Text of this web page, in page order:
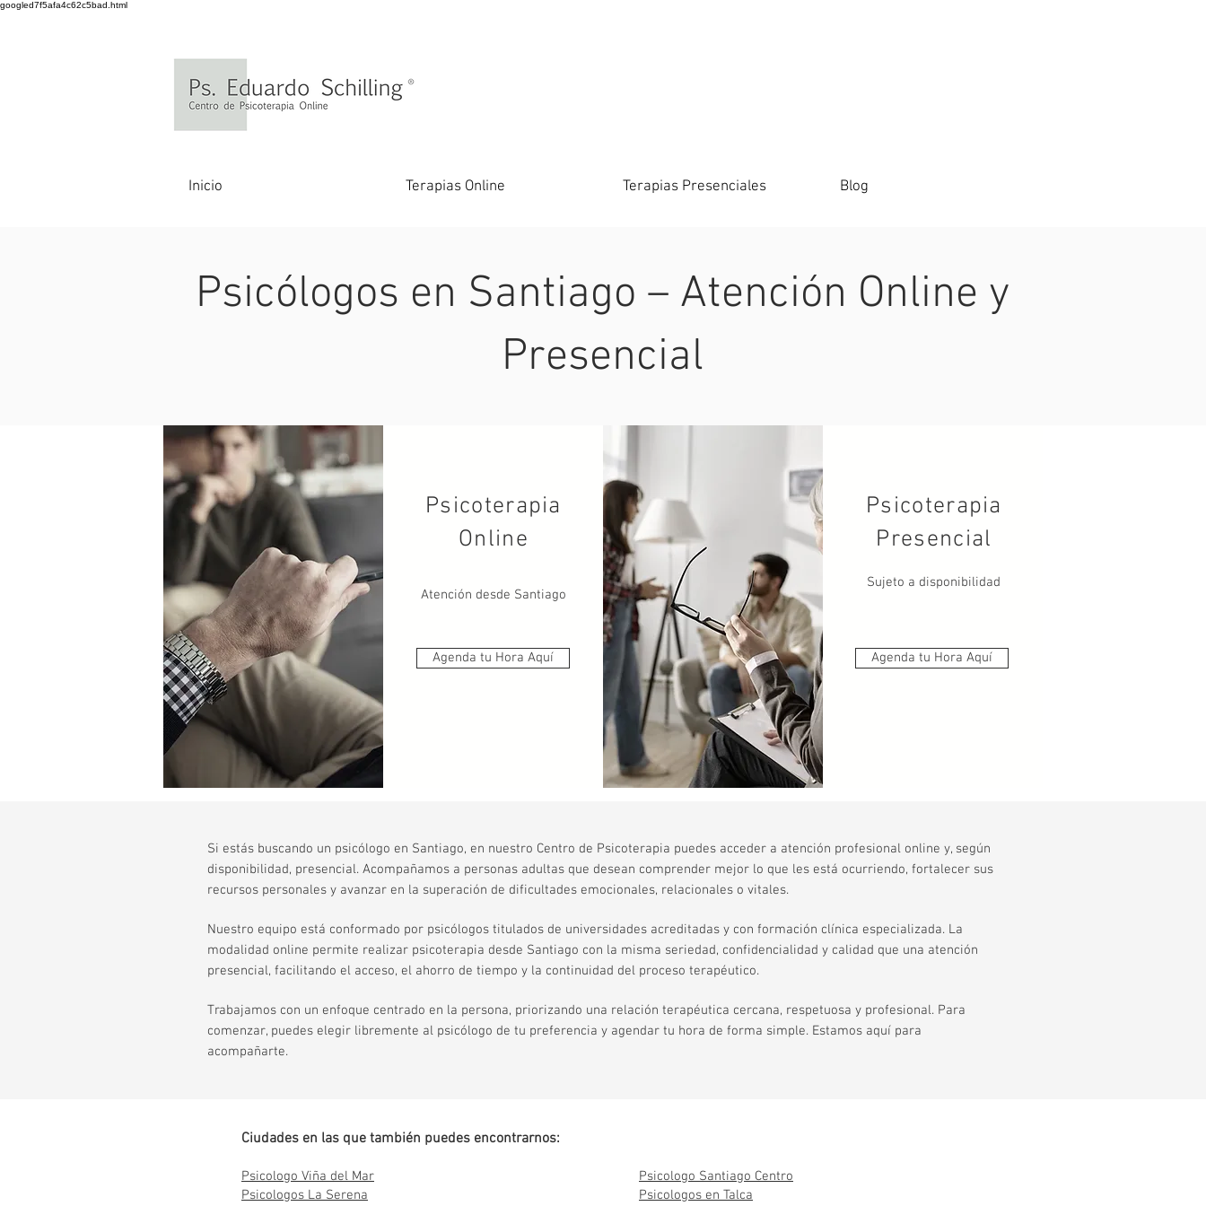
googled7f5afa4c62c5bad.html
Inicio Terapias Online Terapias Presenciales Blog
Psicólogos en Santiago – Atención Online y
Presencial
Psicoterapia
Online
Atención desde Santiago
Agenda tu Hora Aquí
Psicoterapia
Presencial
Sujeto a disponibilidad
Agenda tu Hora Aquí
Si estás buscando un psicólogo en Santiago, en nuestro Centro de Psicoterapia puedes acceder a atención profesional online y, según
disponibilidad, presencial. Acompañamos a personas adultas que desean comprender mejor lo que les está ocurriendo, fortalecer sus
recursos personales y avanzar en la superación de dificultades emocionales, relacionales o vitales.
Nuestro equipo está conformado por psicólogos titulados de universidades acreditadas y con formación clínica especializada. La
modalidad online permite realizar psicoterapia desde Santiago con la misma seriedad, confidencialidad y calidad que una atención
presencial, facilitando el acceso, el ahorro de tiempo y la continuidad del proceso terapéutico.
Trabajamos con un enfoque centrado en la persona, priorizando una relación terapéutica cercana, respetuosa y profesional. Para
comenzar, puedes elegir libremente al psicólogo de tu preferencia y agendar tu hora de forma simple. Estamos aquí para
acompañarte.
Ciudades en las que también puedes encontrarnos:
Psicologo Viña del Mar
Psicologos La Serena
Psicologo Santiago Centro
Psicologos en Talca